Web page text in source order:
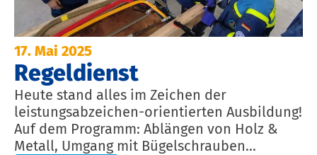
17. Mai 2025
Regeldienst
Heute stand alles im Zeichen der
leistungsabzeichen-orientierten Ausbildung!
Auf dem Programm: Ablängen von Holz &
Metall, Umgang mit Bügelschrauben...